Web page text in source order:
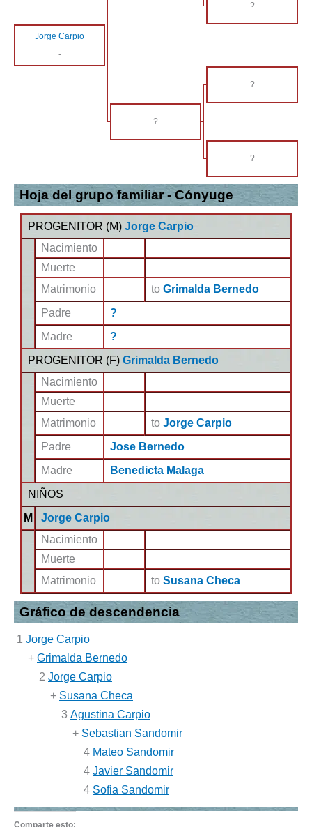
?
Jorge Carpio
-
?
?
?
Hoja del grupo familiar - Cónyuge
PROGENITOR (M) Jorge Carpio
Nacimiento
Muerte
Matrimonio
to Grimalda Bernedo
Padre
?
Madre
?
PROGENITOR (F) Grimalda Bernedo
Nacimiento
Muerte
Matrimonio
to Jorge Carpio
Padre
Jose Bernedo
Madre
Benedicta Malaga
NIÑOS
M
Jorge Carpio
Nacimiento
Muerte
Matrimonio
to Susana Checa
Gráfico de descendencia
1 Jorge Carpio
+ Grimalda Bernedo
2 Jorge Carpio
+ Susana Checa
3 Agustina Carpio
+ Sebastian Sandomir
4 Mateo Sandomir
4 Javier Sandomir
4 Sofia Sandomir
Comparte esto: